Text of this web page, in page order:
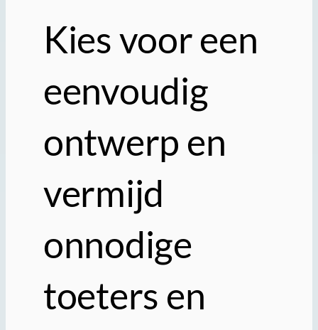
Kies voor een
eenvoudig
ontwerp en
vermijd
onnodige
toeters en